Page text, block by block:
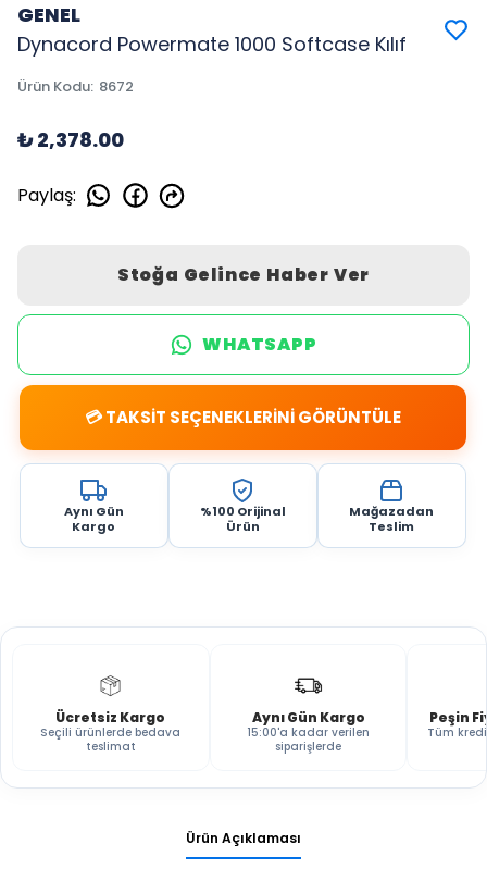
GENEL
Dynacord Powermate 1000 Softcase Kılıf
Ürün Kodu: 8672
₺ 2,378.00
Paylaş:
Stoğa Gelince Haber Ver
WHATSAPP
💳 TAKSİT SEÇENEKLERİNİ GÖRÜNTÜLE
Aynı Gün
Kargo
%100 Orijinal
Ürün
Mağazadan
Teslim
Ücretsiz Kargo
Seçili ürünlerde bedava
teslimat
Aynı Gün Kargo
15:00'a kadar verilen
siparişlerde
Peşin
Tüm
Ürün Açıklaması